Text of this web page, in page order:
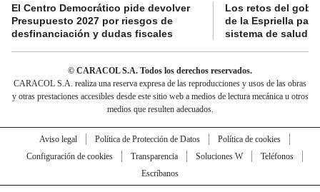
El Centro Democrático pide devolver
Presupuesto 2027 por riesgos de
desfinanciación y dudas fiscales
Los retos del
de la Espriella
sistema de salud
© CARACOL S.A. Todos los derechos reservados.
CARACOL S.A. realiza una reserva expresa de las reproducciones y usos de las obras
y otras prestaciones accesibles desde este sitio web a medios de lectura mecánica u otros
medios que resulten adecuados.
Aviso legal Política de Protección de Datos
Política de cookies
Configuración de cookies
Transparencia Soluciones W
Teléfonos
Escríbanos